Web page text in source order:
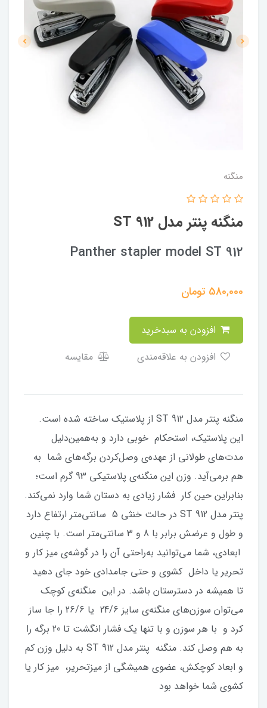
منگنه
منگنه پنتر مدل ST 912
Panther stapler model ST 912
580,000 تومان
مقایسه
منگنه پنتر مدل ST 912 از پلاستیک ساخته شده است.
این پلاستیک، استحکام خوبی دارد و به‌همین‌دلیل
مدت‌های طولانی از عهده‌ی وصل‌کردن برگه‌های شما به
هم برمی‌آید. وزن این منگنه‌ی پلاستیکی 93 گرم است؛
بنابراین حین کار فشار زیادی به دستان شما وارد نمی‌کند.
پنتر مدل ST 912 در حالت خنثی 5 سانتی‌متر ارتفاع دارد
و طول و عرضش برابر با 8 و 3 سانتی‌متر است. با چنین
ابعادی، شما می‌توانید به‌راحتی آن را در گوشه‌ی میز کار و
تحریر یا داخل کشوی و حتی جامدادی خود جای دهید
تا همیشه در دسترستان باشد. در این منگنه‌ی کوچک
می‌توان سوزن‌های منگنه‌ی سایز 24/6 یا 26/6 را جا ساز
کرد و با هر سوزن و با تنها یک فشار انگشت تا 20 برگه را
به هم وصل کند. منگنه‌ پنتر مدل ST 912 به دلیل وزن کم
و ابعاد کوچکش، عضوی همیشگی از میزتحریر، میز کار یا
کشوی شما خواهد بود